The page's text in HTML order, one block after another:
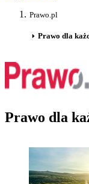
Prawo.pl
Prawo dla
Prawo dla